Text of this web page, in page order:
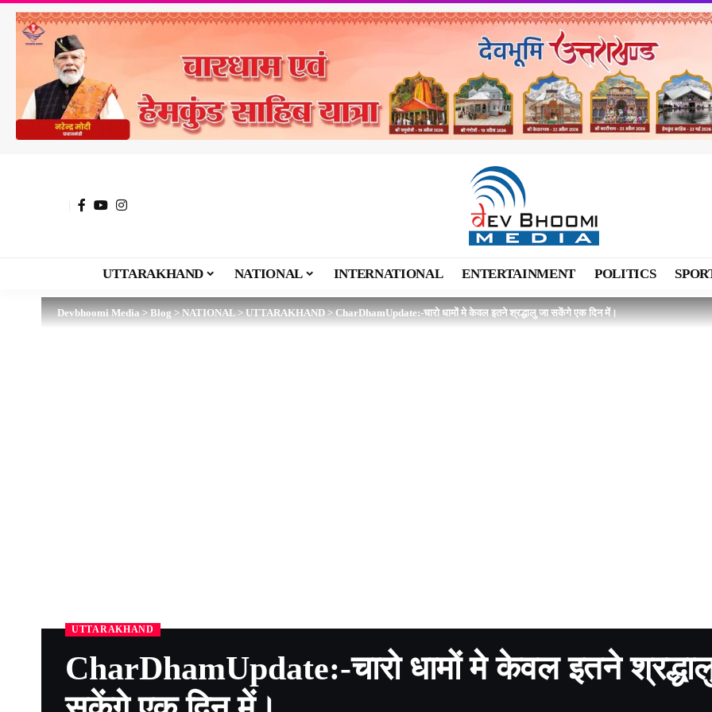
UTTARAKHAND NATIONAL INTERNATIONAL ENTERTAINMENT POLITICS
Devbhoomi Media>Blog>NATIONAL>UTTARAKHAND>CharDhamUpdate:-चारो धामों मे केवल इतने श्रद्धालु जा सकेंगे एक दिन में।
UTTARAKHAND
CharDhamUpdate:-चारो धामों मे केवल इतने